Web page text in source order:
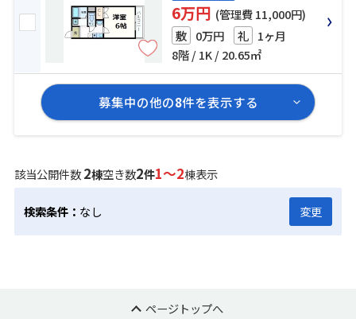
6万円 (管理費 11,000円)
敷 0万円 礼 1ヶ月
8階 / 1K / 20.65㎡
募集中の他の8件を表示する
該当公開件数2棟空き数2件1～2棟表示
検索条件： なし 変更
ページトップへ